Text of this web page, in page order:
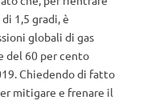
1,5 gradi, è
globali di gas
del 60 per cento
Chiedendo di fatto
mitigare e frenare il